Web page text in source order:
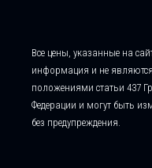
Все цены, указанные на
информация и не
положениями статьи 437
Федерации и могут быть
без предупреждения.